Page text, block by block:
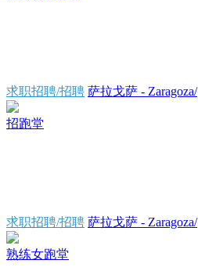
求职招聘/招聘 萨拉戈萨 - Zaragoza/
招跑堂
求职招聘/招聘 萨拉戈萨 - Zaragoza/
熟练女跑堂